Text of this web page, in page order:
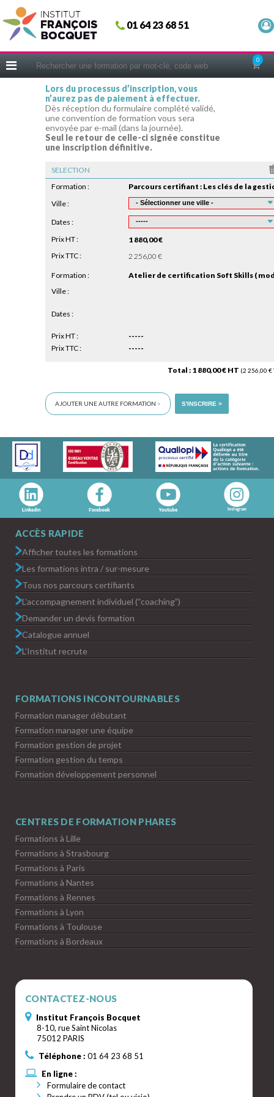
01 64 23 68 51
0
Fermer
ACCUEIL
CERIFICATIONS
INTRAS | SUR-MESURE
COACHING
EN PRATIQUE
CONSEILS MICRO-COACHING
PODCAST
WEBINAIRES
QUESTIONNAIRE GRATUIT
Lors du processus d’inscription, vous
n’aurez pas de paiement à effectuer.
Dès réception du formulaire complété validé,
une convention de formation vous sera
envoyée par e-mail (dans la journée).
Seul le retour de celle-ci signée constitue
une inscription définitive.
Total : 1 880,00 € HT (2 256,00 €
Formation :
Ville :
Dates :
Prix HT :
1 880,00 €
Prix TTC :
2 256,00 €
SELECTION
Formation :
Ville :
Dates :
Prix HT :
-----
Prix TTC :
-----
AJOUTER UNE AUTRE FORMATION > S'INSCRIRE >
ACCÈS RAPIDE
Afficher toutes les formations
Les formations intra / sur-mesure
Tous nos parcours certifiants
L’accompagnement individuel (“coaching”)
Demander un devis formation
Catalogue annuel
L’Institut recrute
FORMATIONS INCONTOURNABLES
Formation manager débutant
Formation manager une équipe
Formation gestion de projet
Formation gestion du temps
Formation développement personnel
CENTRES DE FORMATION PHARES
Formations à Lille
Formations à Strasbourg
Formations à Paris
Formations à Nantes
Formations à Rennes
Formations à Lyon
Formations à Toulouse
Formations à Bordeaux
CONTACTEZ-NOUS
Institut François Bocquet
8-10, rue Saint Nicolas
75012 PARIS
Téléphone : 01 64 23 68 51
En ligne :
Formulaire de contact